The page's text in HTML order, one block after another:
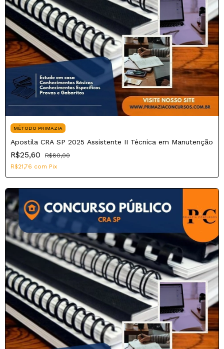
MÉTODO PRIMAZIA
Apostila CRA SP 2025 Assistente II Técnica em Manutenção
R$25,60
R$80,00
R$21,76 com Pix